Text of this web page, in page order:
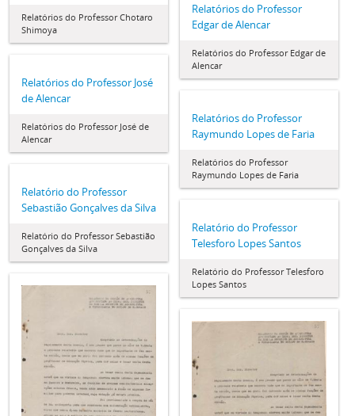
Relatórios do Professor Chotaro
Shimoya
Relatórios do Professor
Edgar de Alencar
Relatórios do Professor Edgar de
Alencar
Relatórios do Professor José
de Alencar
Relatórios do Professor José de
Alencar
Relatórios do Professor
Raymundo Lopes de Faria
Relatórios do Professor
Raymundo Lopes de Faria
Relatório do Professor
Sebastião Gonçalves da Silva
Relatório do Professor Sebastião
Gonçalves da Silva
Relatório do Professor
Telesforo Lopes Santos
Relatório do Professor Telesforo
Lopes Santos